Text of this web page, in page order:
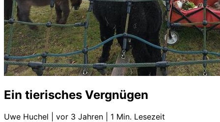
Ein tierisches Vergnügen
Uwe Huchel vor 3 Jahren 1 Min. Lesezeit